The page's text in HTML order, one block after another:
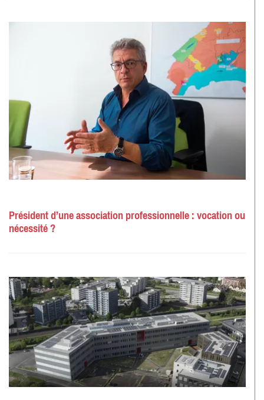
Président d’une association professionnelle : vocation ou
nécessité ?